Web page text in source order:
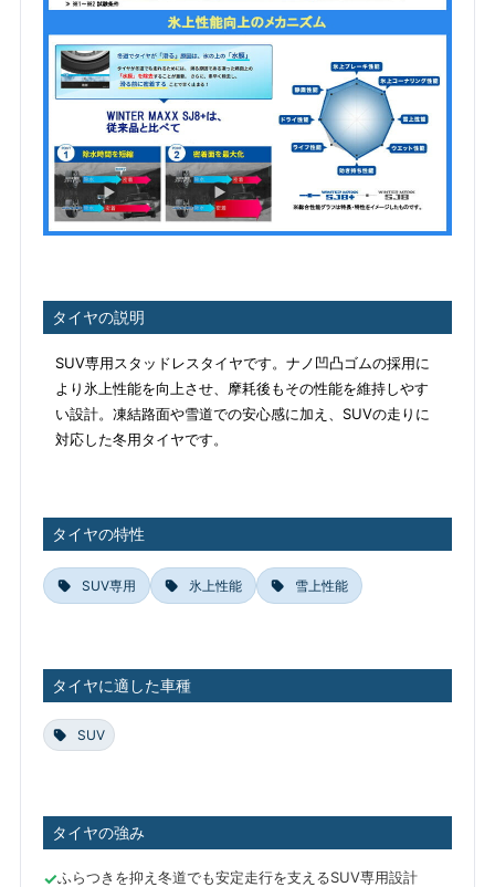
タイヤの説明
SUV専用スタッドレスタイヤです。ナノ凹凸ゴムの採用に
より氷上性能を向上させ、摩耗後もその性能を維持しやす
い設計。凍結路面や雪道での安心感に加え、SUVの走りに
対応した冬用タイヤです。
タイヤの特性
SUV専用 氷上性能 雪上性能
タイヤに適した車種
SUV
タイヤの強み
ふらつきを抑え冬道でも安定走行を支えるSUV専用設計